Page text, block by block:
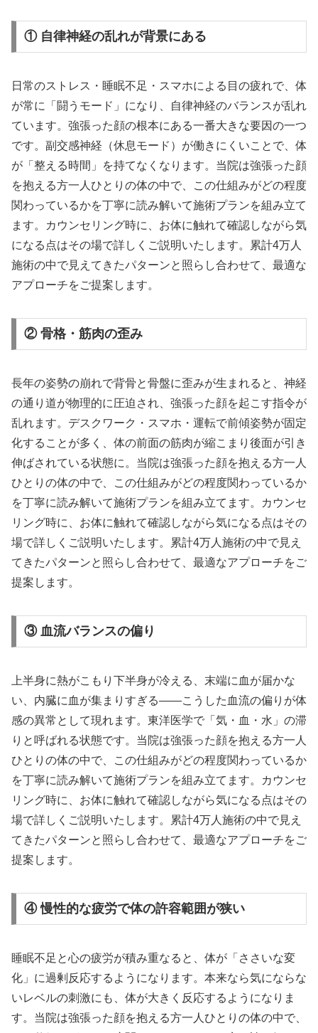
① 自律神経の乱れが背景にある
日常のストレス・睡眠不足・スマホによる目の疲れで、体
が常に「闘うモード」になり、自律神経のバランスが乱れ
ています。強張った顔の根本にある一番大きな要因の一つ
です。副交感神経（休息モード）が働きにくいことで、体
が「整える時間」を持てなくなります。当院は強張った顔
を抱える方一人ひとりの体の中で、この仕組みがどの程度
関わっているかを丁寧に読み解いて施術プランを組み立て
ます。カウンセリング時に、お体に触れて確認しながら気
になる点はその場で詳しくご説明いたします。累計4万人
施術の中で見えてきたパターンと照らし合わせて、最適な
アプローチをご提案します。
② 骨格・筋肉の歪み
長年の姿勢の崩れで背骨と骨盤に歪みが生まれると、神経
の通り道が物理的に圧迫され、強張った顔を起こす指令が
乱れます。デスクワーク・スマホ・運転で前傾姿勢が固定
化することが多く、体の前面の筋肉が縮こまり後面が引き
伸ばされている状態に。当院は強張った顔を抱える方一人
ひとりの体の中で、この仕組みがどの程度関わっているか
を丁寧に読み解いて施術プランを組み立てます。カウンセ
リング時に、お体に触れて確認しながら気になる点はその
場で詳しくご説明いたします。累計4万人施術の中で見え
てきたパターンと照らし合わせて、最適なアプローチをご
提案します。
③ 血流バランスの偏り
上半身に熱がこもり下半身が冷える、末端に血が届かな
い、内臓に血が集まりすぎる——こうした血流の偏りが体
感の異常として現れます。東洋医学で「気・血・水」の滞
りと呼ばれる状態です。当院は強張った顔を抱える方一人
ひとりの体の中で、この仕組みがどの程度関わっているか
を丁寧に読み解いて施術プランを組み立てます。カウンセ
リング時に、お体に触れて確認しながら気になる点はその
場で詳しくご説明いたします。累計4万人施術の中で見え
てきたパターンと照らし合わせて、最適なアプローチをご
提案します。
④ 慢性的な疲労で体の許容範囲が狭い
睡眠不足と心の疲労が積み重なると、体が「ささいな変
化」に過剰反応するようになります。本来なら気にならな
いレベルの刺激にも、体が大きく反応するようになりま
す。当院は強張った顔を抱える方一人ひとりの体の中で、